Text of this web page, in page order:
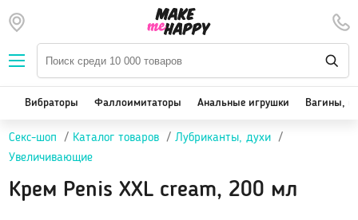
Вибраторы
Вакуум-волновые стимуляторы клитора
Реалистичные
Классические вибраторы
Вибраторы Фаллоимитаторы Анальные игрушки Вагины,
Секс-шоп Каталог товаров
Лубриканты, духи
Увеличивающие
Крем Penis XXL cream, 200 мл